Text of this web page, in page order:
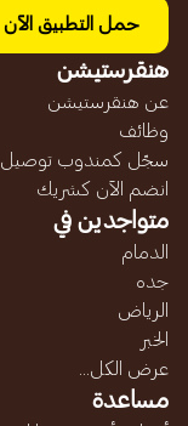
حمل التطبيق الآن
هنقرستيشن
عن هنقرستيشن
وظائف
سجّل كمندوب توصيل
انضم الآن كشريك
متواجدين في
الدمام
جده
الرياض
الخبر
عرض الكل...
مساعدة